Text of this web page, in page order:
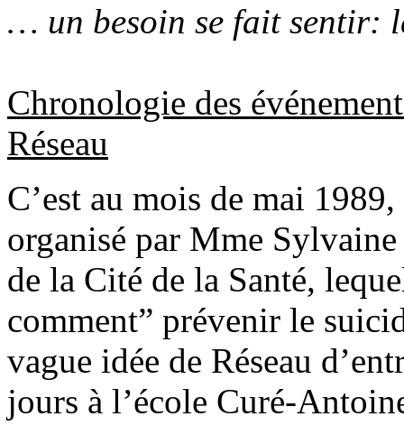
… un besoin se fait sentir:
Chronologie des
Réseau
C’est au mois de mai
organisé par Mme
de la Cité de la Santé,
comment” prévenir le
vague idée de Réseau
jours à l’école Curé-